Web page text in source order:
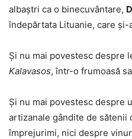
albaștri ca o binecuvântare,
îndepărtata Lituanie, care și-
Și nu mai povestesc despre
Kalavasos, într-o frumoasă
Și nu mai povestesc despre
artizanale gândite de sătenii
împrejurimi, nici despre